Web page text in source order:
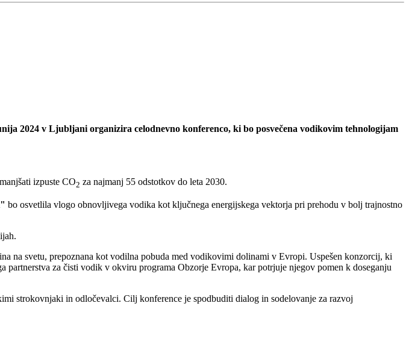
2024 v Ljubljani organizira celodnevno konferenco, ki bo posvečena vodikovim tehnologijam
izpuste CO2 za najmanj 55 odstotkov do leta 2030.
bo osvetlila vlogo obnovljivega vodika kot ključnega energijskega vektorja pri prehodu v bolj trajnostno
na svetu, prepoznana kot vodilna pobuda med vodikovimi dolinami v Evropi. Uspešen konzorcij, ki
za čisti vodik v okviru programa Obzorje Evropa, kar potrjuje njegov pomen k doseganju
strokovnjaki in odločevalci. Cilj konference je spodbuditi dialog in sodelovanje za razvoj